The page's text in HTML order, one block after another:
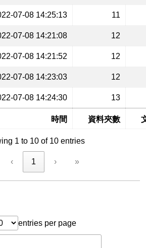
時間 資料夾數
07-08 14:25:13 11
07-08 14:21:08 12
07-08 14:21:52 12
07-08 14:23:03 12
07-08 14:24:30 13
1 to 10 of 10 entries
‹ 1 › »
entries per page